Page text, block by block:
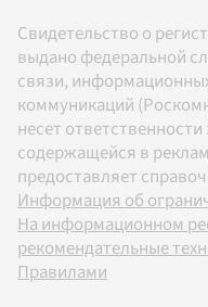
Свидетельство о
выдано федеральной
связи,
коммуникаций
несет
содержащейся в
предоставляет
Информация об
На информационном
рекомендательные
Правилами